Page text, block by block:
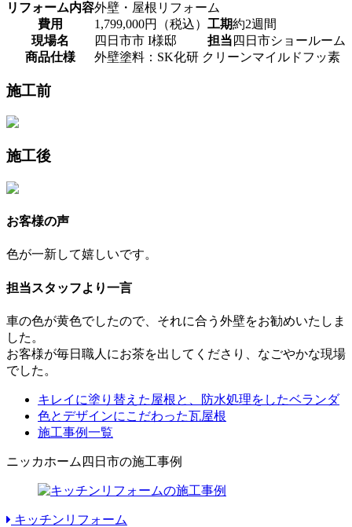
リフォーム内容外壁・屋根リフォーム
費用
1,799,000円（税込） 工期約2週間
現場名
四日市市 I様邸 担当 四日市ショールーム
商品仕様
外壁塗料：SK化研 クリーンマイルドフッ素
施工前
施工後
お客様の声
色が一新して嬉しいです。
担当スタッフより一言
車の色が黄色でしたので、それに合う外壁をお勧めいたしま
した。
お客様が毎日職人にお茶を出してくださり、なごやかな現場
でした。
キレイに塗り替えた屋根と、防水処理をしたベランダ
色とデザインにこだわった瓦屋根
施工事例一覧
ニッカホーム四日市の施工事例
キッチンリフォーム